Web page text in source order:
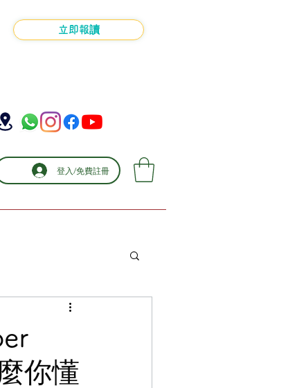
立即報讀
登入/免費註冊
你懂